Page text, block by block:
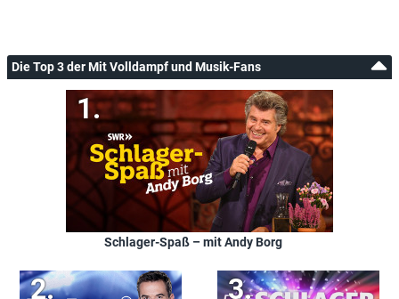
Die Top 3 der Mit Volldampf und Musik-Fans
Schlager-Spaß – mit Andy Borg